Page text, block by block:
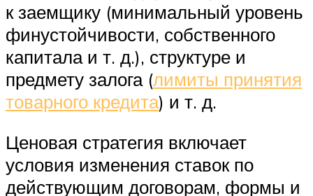
к заемщику (минимальный уровень
финустойчивости, собственного
капитала и т. д.), структуре и
предмету залога (лимиты принятия
товарного кредита) и т. д.
Ценовая стратегия включает
условия изменения ставок по
действующим договорам, формы и